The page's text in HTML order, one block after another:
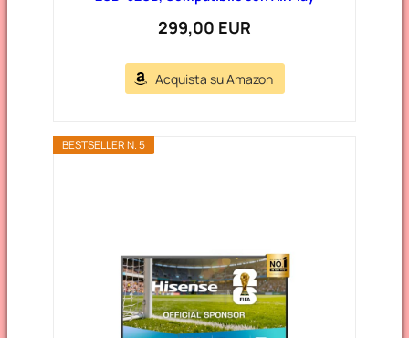
299,00 EUR
Acquista su Amazon
BESTSELLER N. 5